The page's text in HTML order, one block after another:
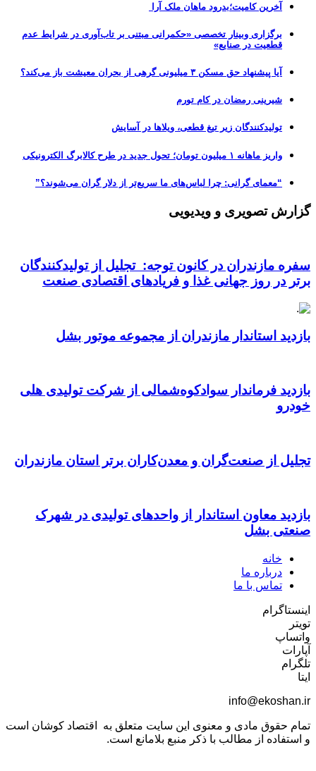
آخرین کامیت؛بدرود ماهان ملک آرا
برگزاری وبینار تخصصی «حکمرانی مبتنی بر تاب‌آوری در شرایط عدم
قطعیت در صنایع»
آیا پیشنهاد حق مسکن ۳ میلیونی گرهی از بحران معیشت باز می‌کند؟
شیرینی رمضان در کام تورم
تولیدکنندگان زیر تیغ قطعی، ویلاها در آسایش
واریز ماهانه ۱ میلیون تومان؛ تحول جدید در طرح کالابرگ الکترونیکی
“معمای گرانی: چرا لباس‌های ما سریع‌تر از دلار گران می‌شوند؟”
گزارش تصویری و ویدیویی
سفره مازندران در کانون توجه: تجلیل از تولیدکنندگان
برتر در روز جهانی غذا و فریادهای اقتصادی صنعت
بازدید استاندار مازندران از مجموعه موتور بشل
بازدید فرماندار سوادکوه‌شمالی از شرکت تولیدی هلی
خودرو
تجلیل از صنعت‌گران و معدن‌کاران برتر استان مازندران
بازدید معاون استاندار از واحدهای تولیدی در شهرک
صنعتی بشل
خانه
درباره ما
تماس با ما
اینستاگرام
تویتر
واتساپ
آپارات
تلگرام
ایتا
info@ekoshan.ir
تمام حقوق مادی و معنوی این سایت متعلق به اقتصاد کوشان است
و استفاده از مطالب با ذکر منبع بلامانع است.